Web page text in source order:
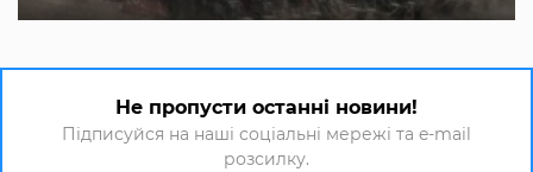
Не пропусти останні новини!
Підписуйся на наші соціальні мережі та e-mail
розсилку.